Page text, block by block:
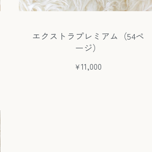
エクストラプレミアム（54ペ
ージ）
¥11,000